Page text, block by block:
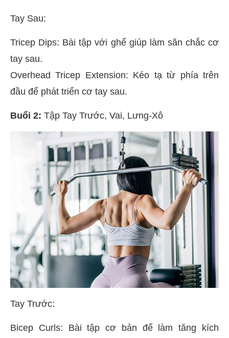
Tay Sau:
Tricep Dips: Bài tập với ghế giúp làm săn chắc cơ
tay sau.
Overhead Tricep Extension: Kéo tạ từ phía trên
đầu để phát triển cơ tay sau.
Buổi 2: Tập Tay Trước, Vai, Lưng-Xô
Tay Trước:
Bicep Curls: Bài tập cơ bản để làm tăng kích